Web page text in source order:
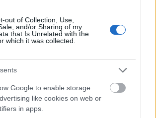
out of Collection, Use,
and/or Sharing of my
that Is Unrelated with the
which it was collected.
Google to enable storage
like cookies on web or
in apps.
3 Progr